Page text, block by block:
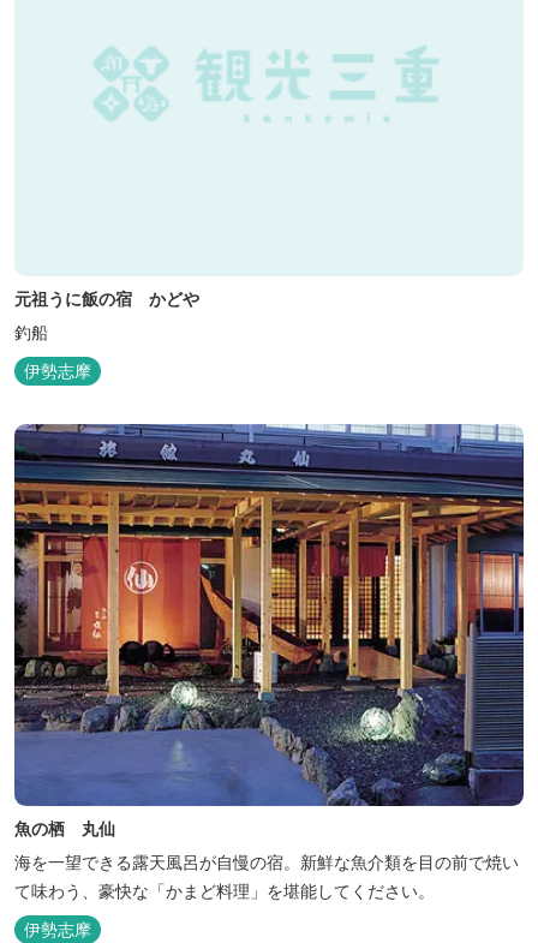
元祖うに飯の宿 かどや
釣船
伊勢志摩
魚の栖 丸仙
海を一望できる露天風呂が自慢の宿。新鮮な魚介類を目の前で焼い
て味わう、豪快な「かまど料理」を堪能してください。
伊勢志摩